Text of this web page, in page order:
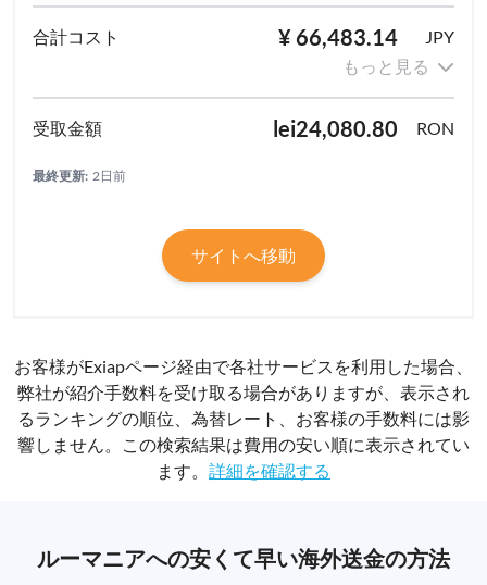
¥ 66,483.14
JPY
もっと見る
lei24,080.80 RON
最終更新: 2日前
サイトへ移動
お客様がExiapページ経由で各社サービスを利用した場合、
弊社が紹介手数料を受け取る場合がありますが、表示され
るランキングの順位、為替レート、お客様の手数料には影
響しません。この検索結果は費用の安い順に表示されてい
ます。 詳細を確認する
ルーマニアへの安くて早い海外送金の方法